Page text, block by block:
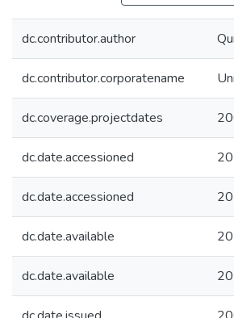
dc.contributor.author
dc.contributor.corporatename
dc.coverage.projectdates
dc.date.accessioned
dc.date.accessioned
dc.date.available
dc.date.available